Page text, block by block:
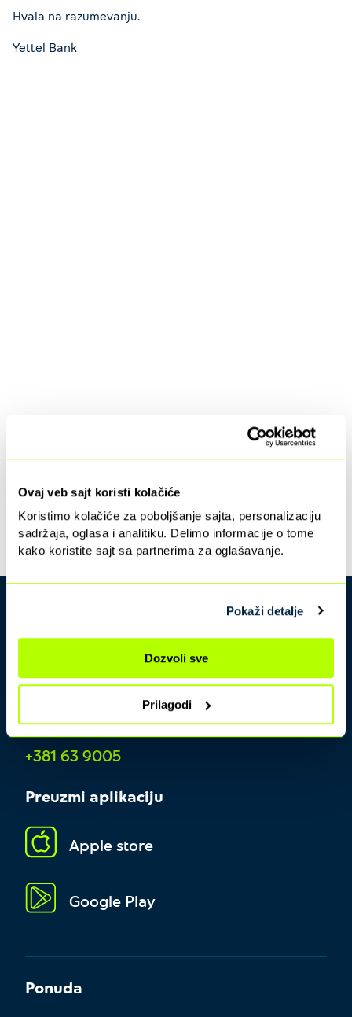
Ovaj veb sajt koristi kolačiće
Koristimo kolačiće za poboljšanje sajta, personalizaciju
sadržaja, oglasa i analitiku. Delimo informacije o tome
kako koristite sajt sa partnerima za oglašavanje.
Pokaži detalje
Dozvoli sve
Prilagodi
Hvala na razumevanju.
Yettel Bank
+381 63 9005
Preuzmi aplikaciju
Apple store
Google Play
Ponuda